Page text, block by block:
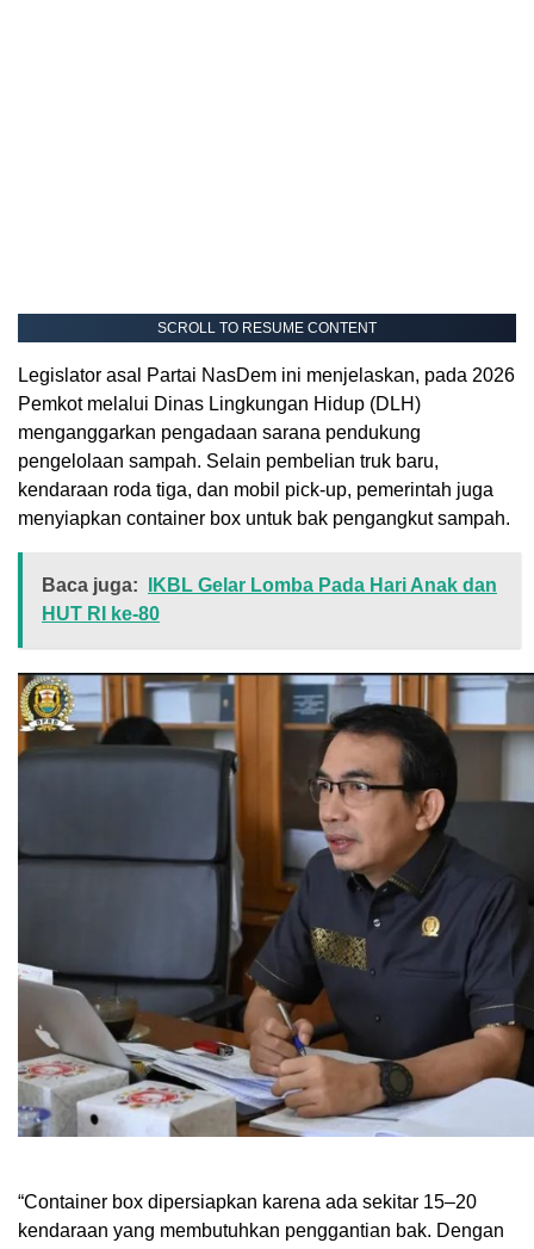
SCROLL TO RESUME CONTENT
Legislator asal Partai NasDem ini menjelaskan, pada 2026
Pemkot melalui Dinas Lingkungan Hidup (DLH)
menganggarkan pengadaan sarana pendukung
pengelolaan sampah. Selain pembelian truk baru,
kendaraan roda tiga, dan mobil pick-up, pemerintah juga
menyiapkan container box untuk bak pengangkut sampah.
Baca juga:
IKBL Gelar Lomba Pada Hari Anak dan
HUT RI ke-80
“Container box dipersiapkan karena ada sekitar 15–20
kendaraan yang membutuhkan penggantian bak. Dengan